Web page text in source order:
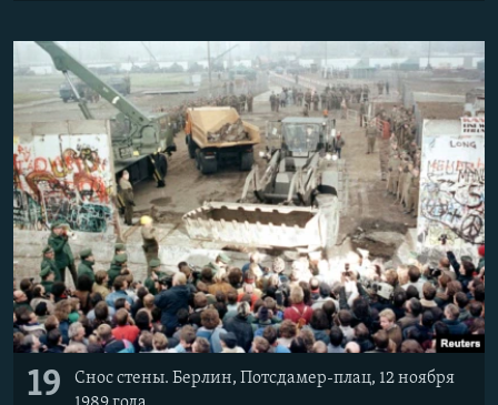
19
Снос стены. Берлин, Потсдамер-плац, 12 ноября